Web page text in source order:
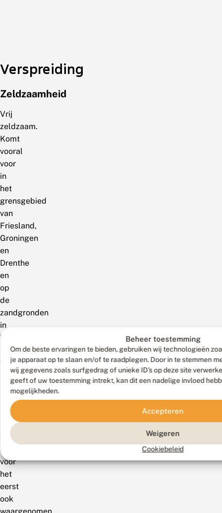
Beheer toestemming
Om de beste ervaringen te bieden, gebruiken wij technologieën
je apparaat op te slaan en/of te raadplegen. Door in te stemmen
wij gegevens zoals surfgedrag of unieke ID's op deze site
geeft of uw toestemming intrekt, kan dit een nadelige invloed
mogelijkheden.
Accepteren
Weigeren
Cookiebeleid
Verspreiding
Zeldzaamheid
Vrij
zeldzaam.
Komt
vooral
voor
in
het
grensgebied
van
Friesland,
Groningen
en
Drenthe
en
op
de
zandgronden
in
het
midden
van
het
land.
2009
de
soort
voor
het
eerst
ook